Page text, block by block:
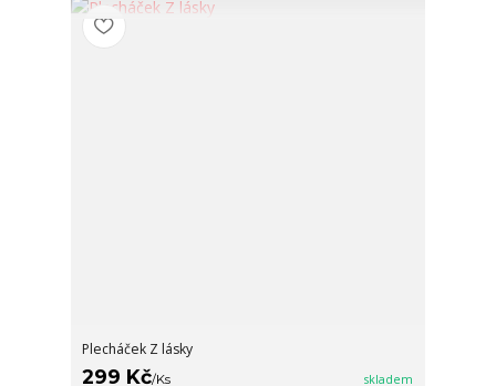
Plecháček Z lásky
299 Kč/Ks skladem